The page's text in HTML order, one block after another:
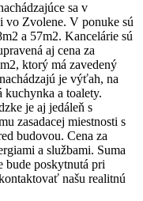
sa v
vo Zvolene. V ponuke sú
a 57m2. Kancelárie sú
aj cena za
ktorý má zavedený
je výťah, na
kuchynka a toalety.
je aj jedáleň s
zasadacej miestnosti s
budovou. Cena za
a službami. Suma
bude poskytnutá pri
našu realitnú